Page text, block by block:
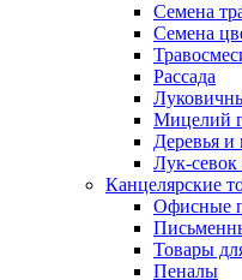
Семена
Семена
Рассада
Мицелий
Деревья и
Лук-севок
Канцелярские
Офисные
Товары
Пеналы